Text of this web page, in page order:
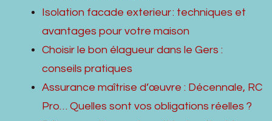
Isolation facade exterieur : techniques et
avantages pour votre maison
Choisir le bon élagueur dans le Gers :
conseils pratiques
Assurance maîtrise d’œuvre : Décennale, RC
Pro… Quelles sont vos obligations réelles ?